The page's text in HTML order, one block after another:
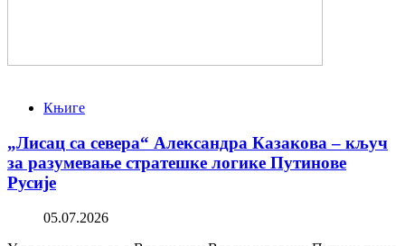
Књиге
„Лисац са севера“ Александра Казакова – кључ
за разумевање стратешке логике Путинове
Русије
05.07.2026